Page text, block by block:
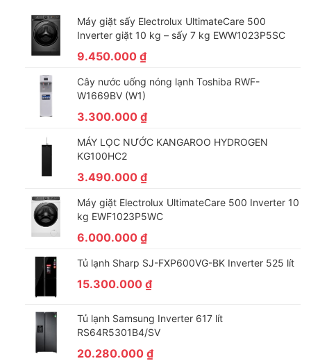
Loại Gas Lạnh R410
Công Nghệ Interver Không
Turbo Boost Không
Mắt Thần Thông Minh Có
Điều Khiển Từ Xa Có
Chế Độ Hút Ẩm Có
Chế Độ Khử Mùi Ion Có
Tự Khởi Động Lại Khi Có Điện Có
Chống Ăn Mòn Có
Điện Áp Cấp Nguồn 220V
Kích Thước Dàn Lạnh 900 x 216 x 286 mm
Kích Thước Dàn Nóng 782 x 580 x 272 mm
Chiều Cao Tối Đa 5m
Xuất Xứ MALAYIA
Máy giặt sấy Electrolux UltimateCare 500
Inverter giặt 10 kg – sấy 7 kg EWW1023P5SC
9.450.000 ₫
Cây nước uống nóng lạnh Toshiba RWF-
W1669BV (W1)
3.300.000 ₫
MÁY LỌC NƯỚC KANGAROO HYDROGEN
KG100HC2
3.490.000 ₫
Máy giặt Electrolux UltimateCare 500 Inverter 10
kg EWF1023P5WC
6.000.000 ₫
Tủ lạnh Sharp SJ-FXP600VG-BK Inverter 525 lít
15.300.000 ₫
Tủ lạnh Samsung Inverter 617 lít
RS64R5301B4/SV
20.280.000 ₫